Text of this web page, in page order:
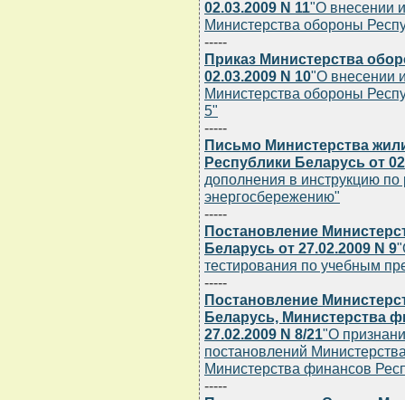
02.03.2009 N 11"О внесении
Министерства обороны
-----
Приказ Министерства
02.03.2009 N 10"О внесении
Министерства обороны
5"
-----
Письмо Министерства
Республики Беларусь от
дополнения в инструкцию по
энергосбережению"
-----
Постановление
Беларусь от 27.02.2009 N 9
тестирования по учебным
-----
Постановление
Беларусь, Министерства
27.02.2009 N 8/21"О
постановлений
Министерства финансов
-----